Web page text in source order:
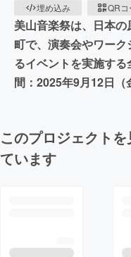
埋め込み
QRコ
美山音楽祭は、日本
町で、演奏会やワー
るイベントを実施す
間：2025年9月12日（
このプロジェクト
ています